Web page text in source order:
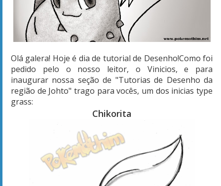
Olá galera! Hoje é dia de tutorial de Desenho!Como foi
pedido pelo o nosso leitor, o Vinicios, e para
inaugurar nossa seção de "Tutorias de Desenho da
região de Johto" trago para vocês, um dos inicias type
grass:
Chikorita